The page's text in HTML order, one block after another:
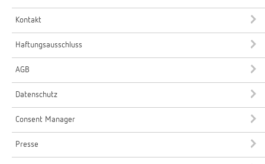
Kontakt
Haftungsausschluss
AGB
Datenschutz
Consent Manager
Presse